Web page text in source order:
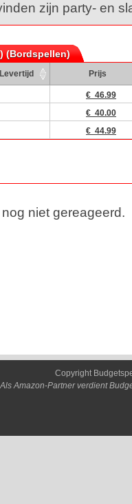
zijn party- en
(Bordspellen)
Levertijd Prijs
€ 46.99
€ 40.00
€ 44.99
nog niet gereageerd.
Copyright
Als Amazon-Partner verdient